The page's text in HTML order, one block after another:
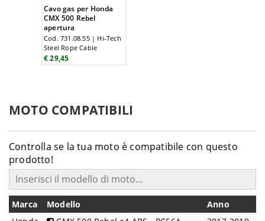
Cavo gas per Honda
CMX 500 Rebel
apertura
Cod. 731.08.55 | Hi-Tech
Steel Rope Cable
€ 29,45
MOTO COMPATIBILI
Controlla se la tua moto è compatibile con questo
prodotto!
Marca Modello
Anno